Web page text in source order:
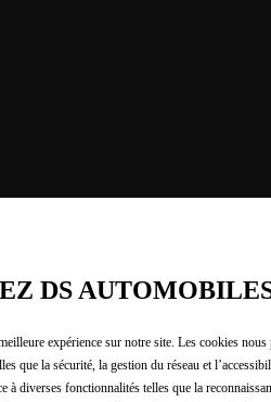
DS
expérience sur notre site. Les cookies nous
que la sécurité, la gestion du réseau et
à diverses fonctionnalités telles que la